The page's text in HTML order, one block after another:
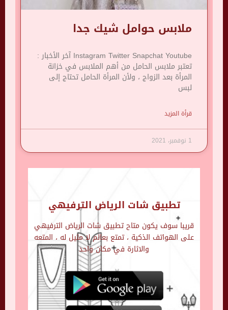
ملابس حوامل شيك جدا
Instagram Twitter Snapchat Youtube آخر الأخبار :
تعتبر ملابس الحامل من أهم الملابس في خزانة
المرأة بعد الزواج ، ولأن المرأة الحامل تحتاج إلى
لبس
قرأة المزيد
1 نوفمبر، 2021
تطبيق شات الرياض الترفيهي
قريبا سوف يكون متاح تطبيق شات الرياض الترفيهي
على الهواتف الذكية ، تمتع بعالم لا مثيل له ، المتعه
والاثارة في مكان واحد